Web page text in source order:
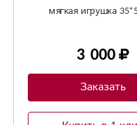
3 600
Заказать